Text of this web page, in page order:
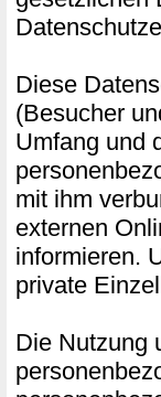
Diese
(Besucher
Umfang und
mit ihm
externen
informieren.
private
Die Nutzung